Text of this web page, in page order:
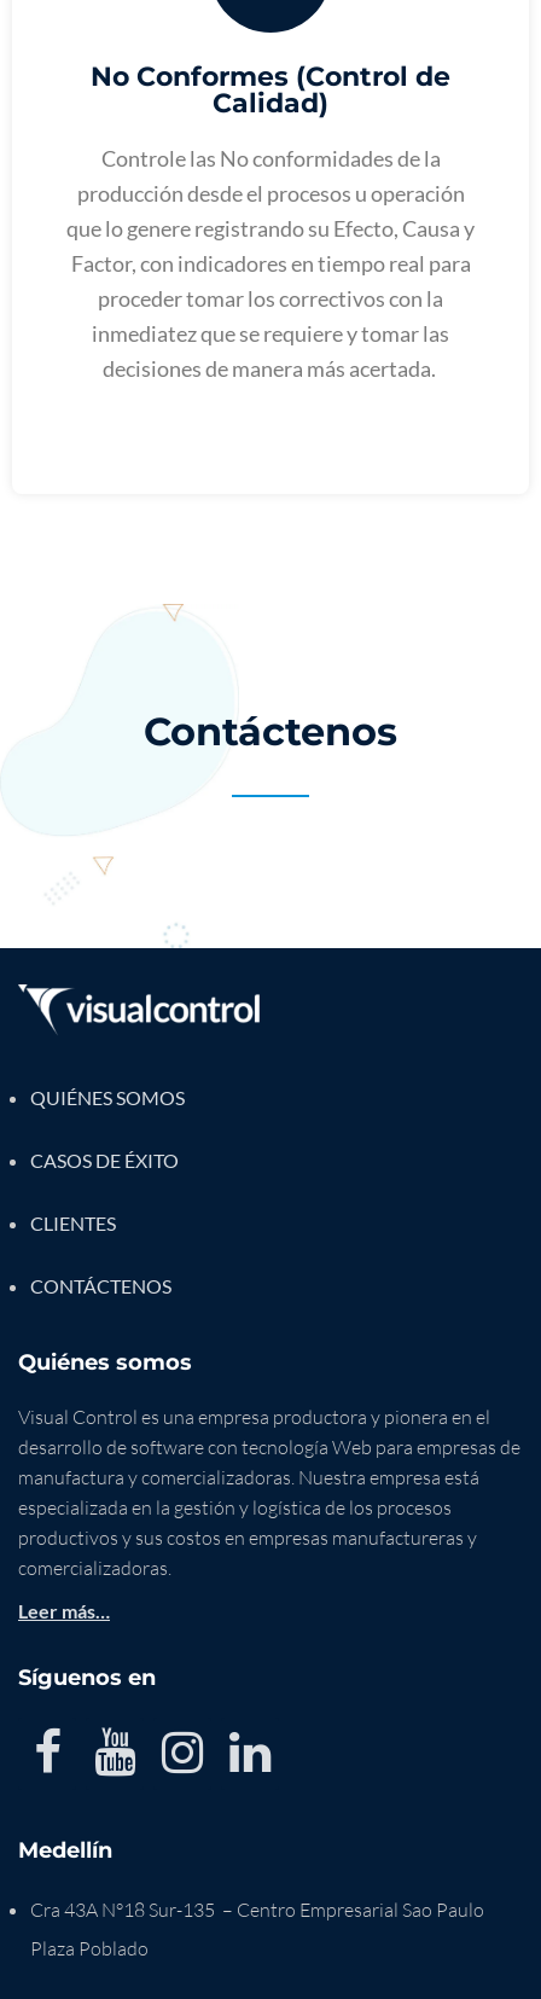
No Conformes (Control de
Calidad)
Controle las No conformidades de la
producción desde el procesos u operación
que lo genere registrando su Efecto, Causa y
Factor, con indicadores en tiempo real para
proceder tomar los correctivos con la
inmediatez que se requiere y tomar las
decisiones de manera más acertada.
Contáctenos
QUIÉNES SOMOS
CASOS DE ÉXITO
CLIENTES
CONTÁCTENOS
Quiénes somos
Visual Control es una empresa productora y pionera en el
desarrollo de software con tecnología Web para empresas de
manufactura y comercializadoras. Nuestra empresa está
especializada en la gestión y logística de los procesos
productivos y sus costos en empresas manufactureras y
comercializadoras.
Leer más…
Síguenos en
Medellín
Cra 43A N°18 Sur-135 – Centro Empresarial Sao Paulo
Plaza Poblado